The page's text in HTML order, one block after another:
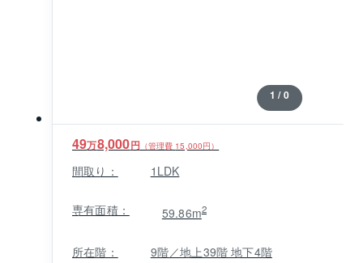
1 / 0
49万8,000円 （管理費 15,000円）
間取り： 1LDK
専有面積： 59.86m2
所在階： 9階／地上39階 地下4階